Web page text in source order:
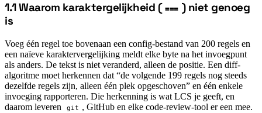
#
1.1 Waarom karaktergelijkheid ( === ) niet genoeg
is
Voeg één regel toe bovenaan een config-bestand van 200 regels en
een naïeve karaktervergelijking meldt elke byte na het invoegpunt
als anders. De tekst is niet veranderd, alleen de positie. Een diff-
algoritme moet herkennen dat “de volgende 199 regels nog steeds
dezelfde regels zijn, alleen één plek opgeschoven” en één enkele
invoeging rapporteren. Die herkenning is wat LCS je geeft, en
daarom leveren
git , GitHub en elke code-review-tool er een mee.